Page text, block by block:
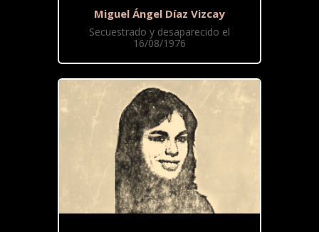
Miguel Ángel Díaz Vizcay
Secuestrado y desaparecido el
16/08/1976